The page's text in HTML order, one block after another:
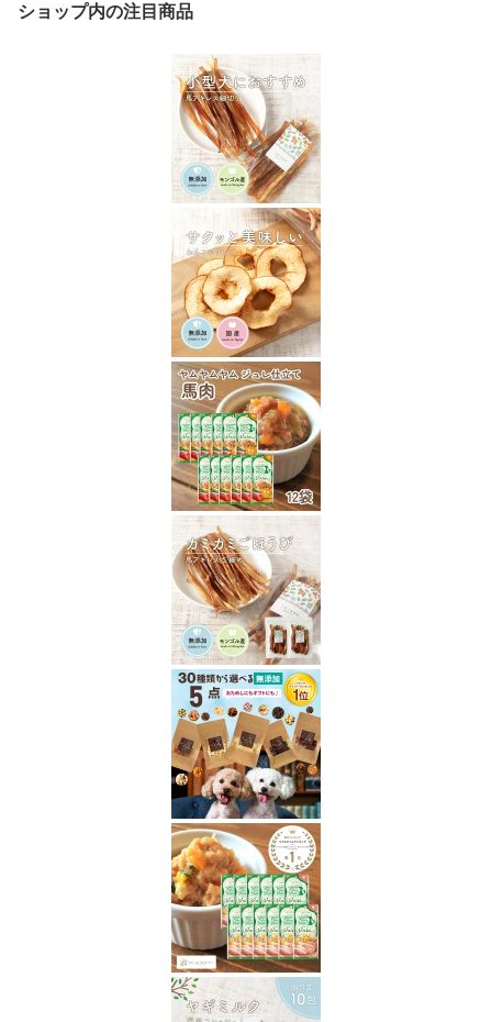
ショップ内の注目商品